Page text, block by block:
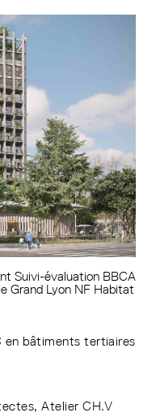
Suivi-évaluation BBCA
Grand Lyon NF Habitat
en bâtiments tertiaires
Atelier CH.V